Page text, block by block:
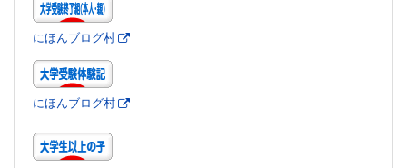
にほんブログ村
にほんブログ村